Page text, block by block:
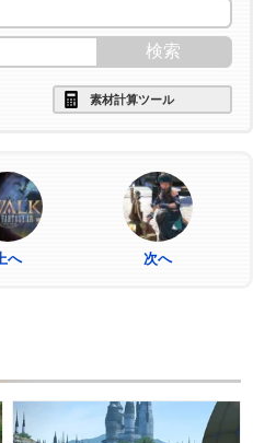
素材計算ツール
上へ 次へ